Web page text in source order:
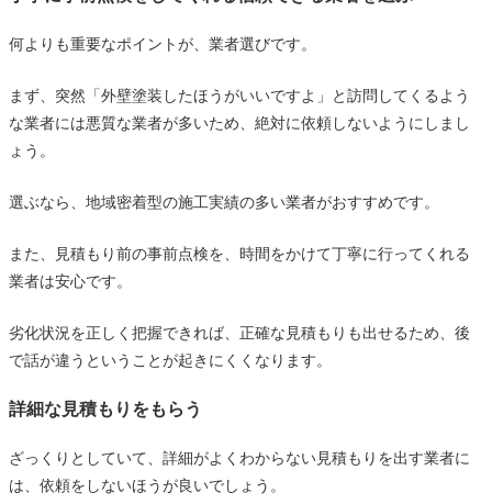
何よりも重要なポイントが、業者選びです。
まず、突然「外壁塗装したほうがいいですよ」と訪問してくるよう
な業者には悪質な業者が多いため、絶対に依頼しないようにしまし
ょう。
選ぶなら、地域密着型の施工実績の多い業者がおすすめです。
また、見積もり前の事前点検を、時間をかけて丁寧に行ってくれる
業者は安心です。
劣化状況を正しく把握できれば、正確な見積もりも出せるため、後
で話が違うということが起きにくくなります。
詳細な見積もりをもらう
ざっくりとしていて、詳細がよくわからない見積もりを出す業者に
は、依頼をしないほうが良いでしょう。